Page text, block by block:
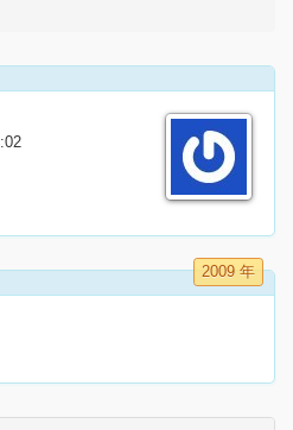
2009 年